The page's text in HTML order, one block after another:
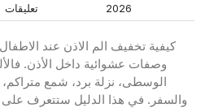
2026يونيو
23,
2026
تعليقات
لا
كيفية تخفيف الم الاذن عند
وصفات عشوائية داخل الأذن.
الوسطى، نزلة برد، شمع متراكم،
والسفر. في هذا الدليل ستتعرف على